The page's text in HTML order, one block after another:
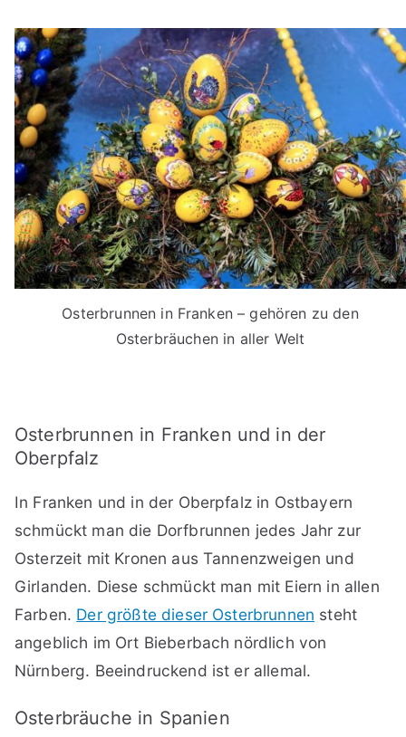
Osterbrunnen in Franken – gehören zu den
Osterbräuchen in aller Welt
Osterbrunnen in Franken und in der
Oberpfalz
In Franken und in der Oberpfalz in Ostbayern
schmückt man die Dorfbrunnen jedes Jahr zur
Osterzeit mit Kronen aus Tannenzweigen und
Girlanden. Diese schmückt man mit Eiern in allen
Farben. Der größte dieser Osterbrunnen steht
angeblich im Ort Bieberbach nördlich von
Nürnberg. Beeindruckend ist er allemal.
Osterbräuche in Spanien